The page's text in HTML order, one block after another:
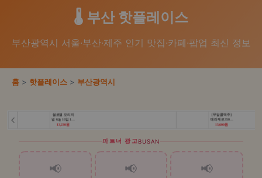
🌡️ 부산 핫플레이스
부산광역시 서울·부산·제주 인기 맛집·카페·팝업 최신 정보
홈 > 핫플레이스 > 부산광역시
파트너 광고BUSAN
📢 📢 📢